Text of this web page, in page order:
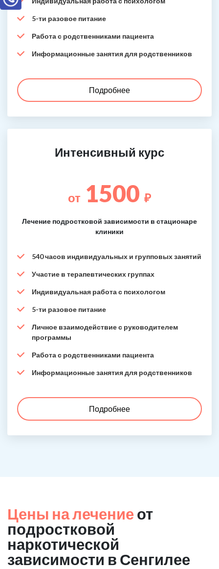
5-ти разовое питание
Работа с родственниками пациента
Информационные занятия для родственников
Подробнее
Интенсивный курс
от 1500 ₽
Лечение подростковой зависимости в стационаре
клиники
540 часов индивидуальных и групповых занятий
Участие в терапевтических группах
Индивидуальная работа с психологом
5-ти разовое питание
Личное взаимодействие с руководителем
программы
Работа с родственниками пациента
Информационные занятия для родственников
Подробнее
Цены на лечение от
подростковой
наркотической
зависимости в Сенгилее